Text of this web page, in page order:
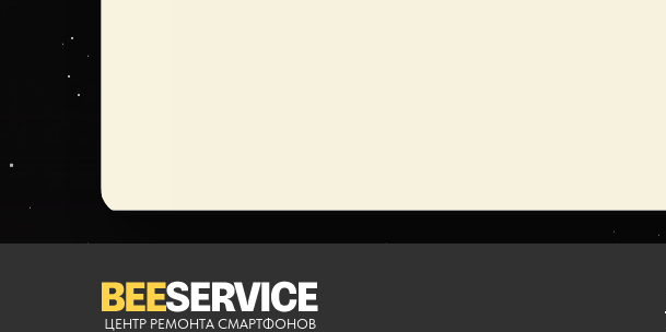
ЦЕНТР РЕМОНТА СМАРТФОНОВ